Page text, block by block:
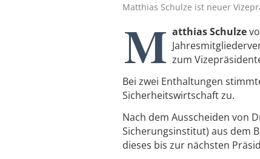
Matthias Schulze ist neuer
M atthias Schulze
zum
Bei zwei Enthaltungen
Sicherheitswirtschaft zu.
Nach dem Ausscheiden von
Sicherungsinstitut) aus dem
dieses bis zur nächsten